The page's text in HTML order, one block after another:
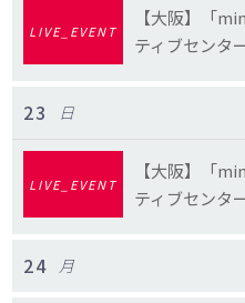
LIVE_EVENT
【大阪】「
ティブセンタ
23 日
LIVE_EVENT
【大阪】「
ティブセンタ
24 月